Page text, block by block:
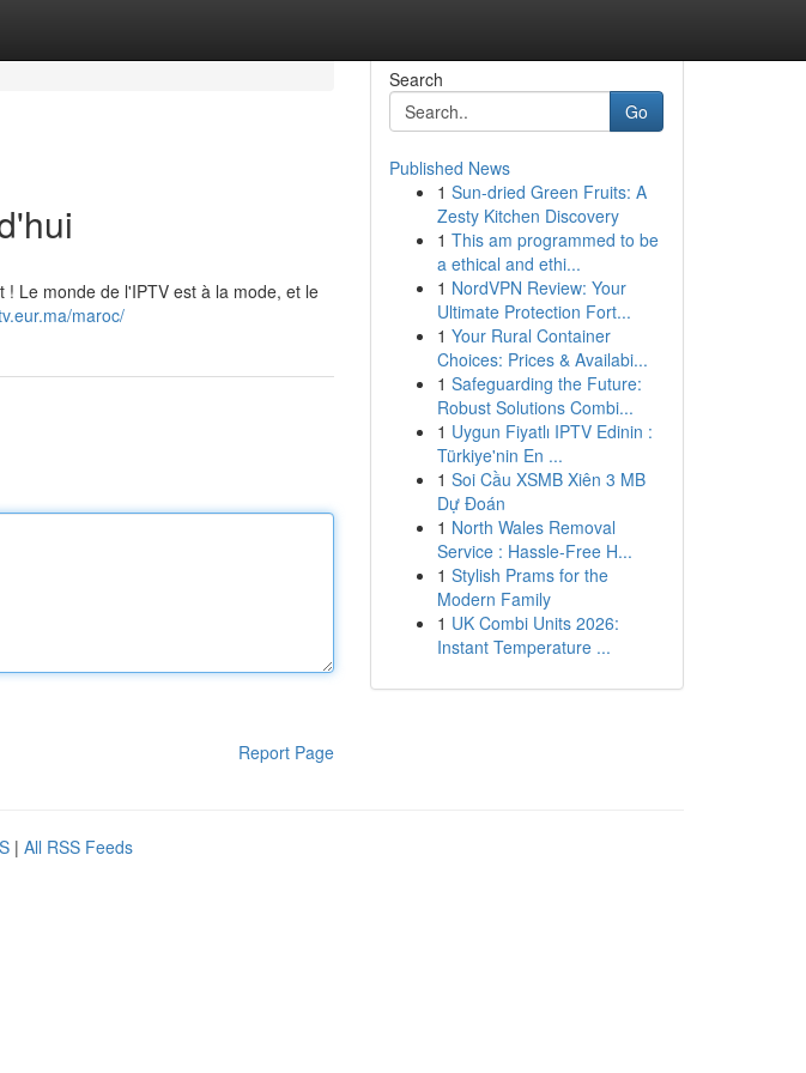
Le monde de l'IPTV est à la mode, et le
maroc/
Report Page
Search
Go
Published News
1 Sun-dried Green Fruits: A
Zesty Kitchen Discovery
1 This am programmed to be
a ethical and ethi...
1 NordVPN Review: Your
Ultimate Protection Fort...
1 Your Rural Container
Choices: Prices & Availabi...
1 Safeguarding the Future:
Robust Solutions Combi...
1 Uygun Fiyatlı IPTV Edinin :
Türkiye'nin En ...
1 Soi Cầu XSMB Xiên 3 MB
Dự Đoán
1 North Wales Removal
Service : Hassle-Free H...
1 Stylish Prams for the
Modern Family
1 UK Combi Units 2026:
Instant Temperature ...
| All RSS Feeds